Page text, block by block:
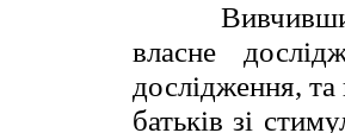
власне
дослідження,
батьків зі